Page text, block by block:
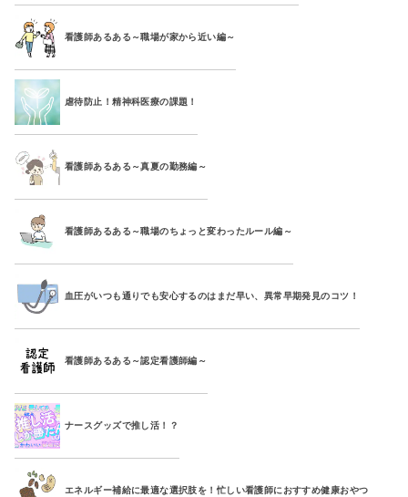
看護師あるある～職場が家から近い編～
虐待防止！精神科医療の課題！
看護師あるある～真夏の勤務編～
看護師あるある～職場のちょっと変わったルール編～
血圧がいつも通りでも安心するのはまだ早い、異常早期発見のコツ！
看護師あるある～認定看護師編～
ナースグッズで推し活！？
エネルギー補給に最適な選択肢を！忙しい看護師におすすめ健康おやつ